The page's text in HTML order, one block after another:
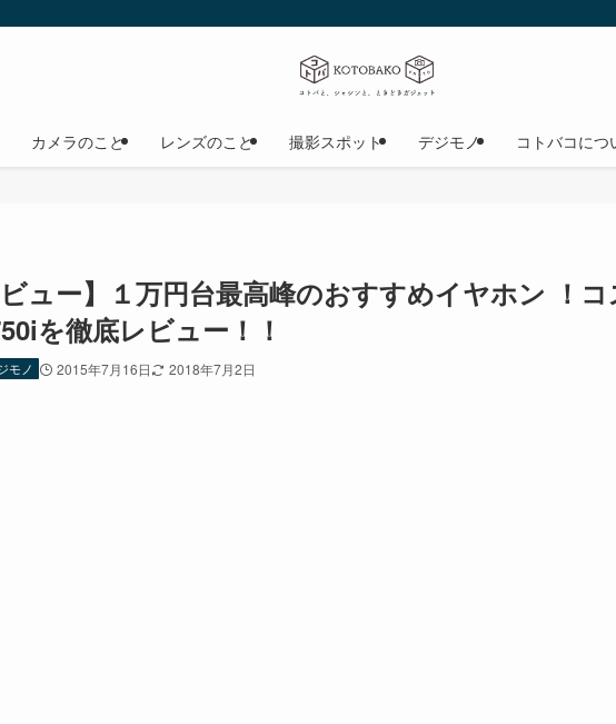
カメラのこと レンズのこと 撮影スポット デジモノ コトバコにつ
ビュー】１万円台最高峰のおすすめイヤホン ！
を徹底レビュー！！
モノ 2015年7月16日 2018年7月2日